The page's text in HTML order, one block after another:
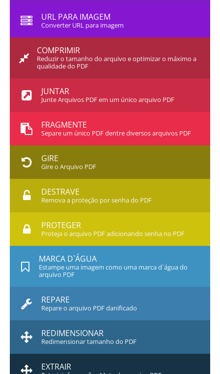
URL PARA IMAGEM
Converter URL para imagem
COMPRIMIR
Reduzir o tamanho do arquivo e optimizar o máximo a
qualidade do PDF
JUNTAR
Junte Arquivos PDF em um único arquivo PDF
FRAGMENTE
Separe um único PDF dentre diversos arquivos PDF
GIRE
Gire o Arquivo PDF
DESTRAVE
Remova a proteção por senha do PDF
PROTEGER
Proteja o arquivo PDF adicionando senha no PDF
MARCA D`ÁGUA
Estampe uma imagem como uma marca d`água do
arquivo PDF
REPARE
Repare o arquivo PDF danificado
REDIMENSIONAR
Redimensionar tamanho do PDF
EXTRAIR